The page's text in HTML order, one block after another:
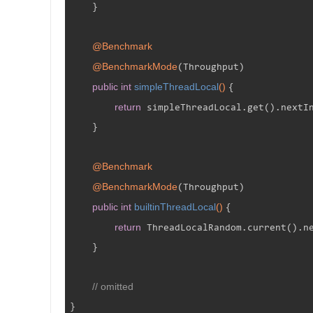
    }
@Benchmark
@BenchmarkMode(Throughput)
public int simpleThreadLocal() {
return
    }
@Benchmark
@BenchmarkMode(Throughput)
public int builtinThreadLocal() {
return
    }
// omitted
}